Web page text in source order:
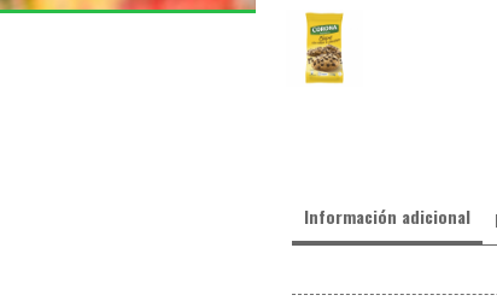
Información adicional